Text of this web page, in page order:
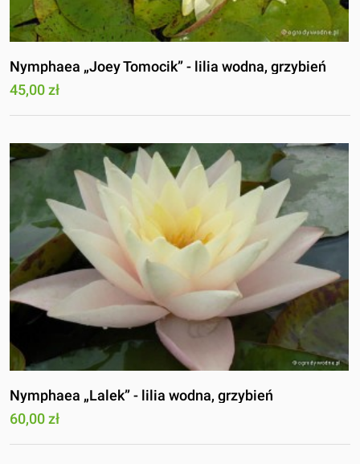
Nymphaea „Joey Tomocik” - lilia wodna, grzybień
45,00 zł
Nymphaea „Lalek” - lilia wodna, grzybień
60,00 zł